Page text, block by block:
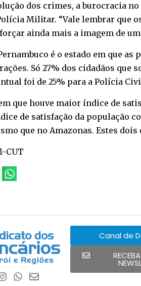
dos crimes, a burocracia
Militar. “Vale lembrar que
ainda mais a imagem de
Pernambuco é o estado em que
Só 27% dos cidadãos
foi de 25% para a Polícia
que houve maior índice de
de satisfação da população
que no Amazonas. Estes
CUT
Canal de